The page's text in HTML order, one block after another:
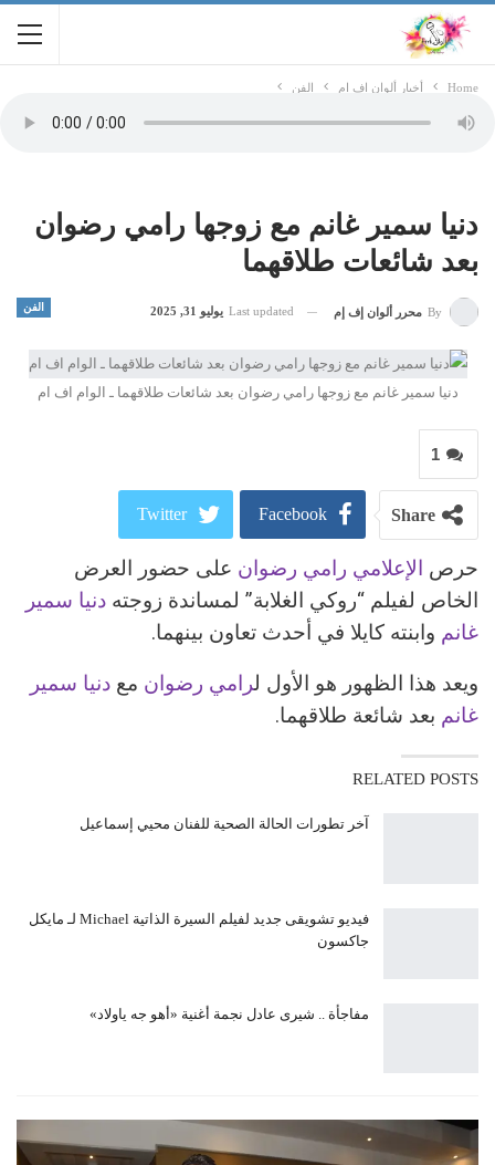
Home أخبار ألوان اف ام الفن
دنيا سمير غانم مع زوجها رامي رضوان
بعد شائعات طلاقهما
الفن By محرر ألوان إف إم Last updated يوليو 31, 2025
دنيا سمير غانم مع زوجها رامي رضوان بعد شائعات طلاقهما ـ الوام اف ام
1
Share
Facebook
Twitter
Google+
ReddIt
WhatsApp
Pinterest
البريد الالكتروني
حرص الإعلامي رامي رضوان على حضور العرض
الخاص لفيلم “روكي الغلابة” لمساندة زوجته دنيا سمير
غانم وابنته كايلا في أحدث تعاون بينهما.
ويعد هذا الظهور هو الأول لرامي رضوان مع دنيا سمير
غانم بعد شائعة طلاقهما.
RELATED POSTS
آخر تطورات الحالة الصحية للفنان محيي إسماعيل
فيديو تشويقى جديد لفيلم السيرة الذاتية Michael لـ مايكل
جاكسون
مفاجأة .. شيرى عادل نجمة أغنية «أهو جه ياولاد»